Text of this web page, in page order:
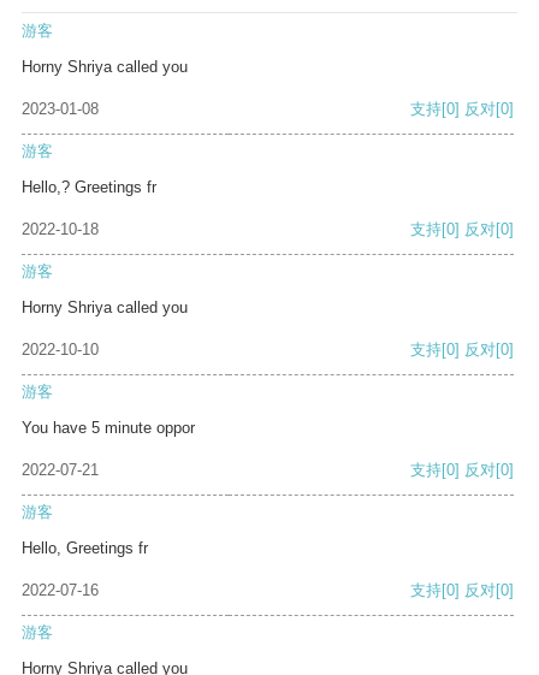
游客
Horny Shriya called you
2023-01-08 支持[0] 反对[0]
游客
Hello,? Greetings fr
2022-10-18 支持[0] 反对[0]
游客
Horny Shriya called you
2022-10-10 支持[0] 反对[0]
游客
You have 5 minute oppor
2022-07-21 支持[0] 反对[0]
游客
Hello, Greetings fr
2022-07-16 支持[0] 反对[0]
游客
Horny Shriya called you